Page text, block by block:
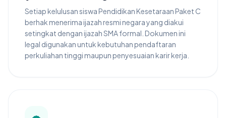
Setiap kelulusan siswa Pendidikan Kesetaraan Paket C
berhak menerima ijazah resmi negara yang diakui
setingkat dengan ijazah SMA formal. Dokumen ini
legal digunakan untuk kebutuhan pendaftaran
perkuliahan tinggi maupun penyesuaian karir kerja.